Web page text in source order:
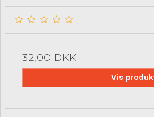
32,00 DKK
Vis